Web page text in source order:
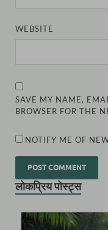
WEBSITE
SAVE MY NAME,
BROWSER FOR THE
NOTIFY ME OF
लोकप्रिय पोस्ट्स